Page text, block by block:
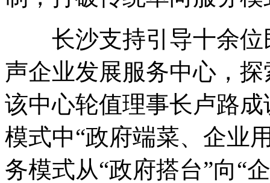
长沙支持引导十余位
声企业发展服务中心，
该中心轮值理事长卢路
模式中“政府端菜、企业
务模式从“政府搭台”向“